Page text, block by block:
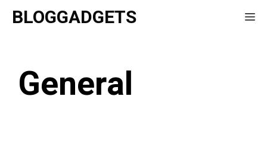
SaltarBLOGGADGETS
General